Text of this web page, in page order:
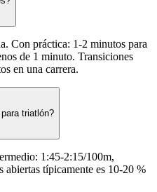
Con práctica: 1-2 minutos para
de 1 minuto. Transiciones
en una carrera.
triatlón?
1:45-2:15/100m,
típicamente es 10-20 %